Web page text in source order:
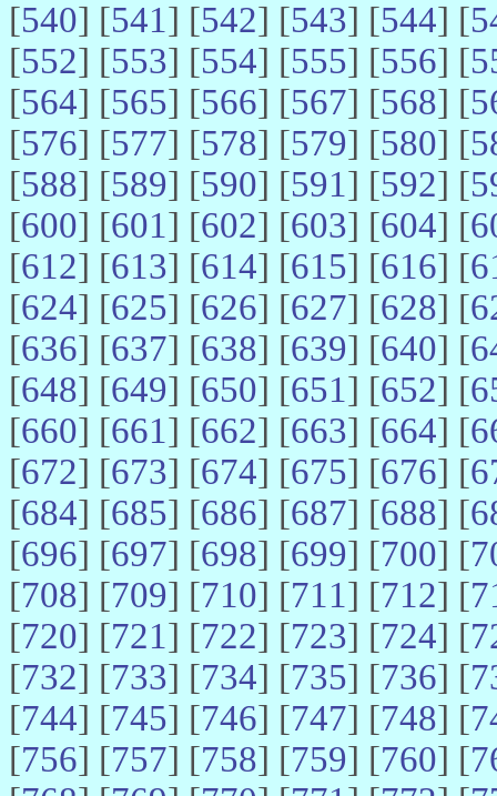
[540] [541] [542] [543] [544] [
[552] [553] [554] [555] [556] [
[564] [565] [566] [567] [568] [
[576] [577] [578] [579] [580] [
[588] [589] [590] [591] [592] [
[600] [601] [602] [603] [604] [
[612] [613] [614] [615] [616] [
[624] [625] [626] [627] [628] [
[636] [637] [638] [639] [640] [
[648] [649] [650] [651] [652] [
[660] [661] [662] [663] [664] [
[672] [673] [674] [675] [676] [
[684] [685] [686] [687] [688] [
[696] [697] [698] [699] [700] [
[708] [709] [710] [711] [712] [
[720] [721] [722] [723] [724] [
[732] [733] [734] [735] [736] [
[744] [745] [746] [747] [748] [
[756] [757] [758] [759] [760] [